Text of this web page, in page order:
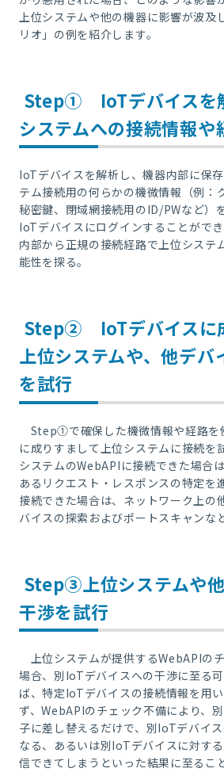
上位システムや他の機器に影響が波及
リオ」の例を紹介します。
Step① IoTデバイスを
システムへの接続情報や
IoTデバイスを解析し、機器内部に保
テム接続用の何らかの機微情報（例：
秘密鍵、閉域網接続用の ID/PWなど）
IoTデバイスにログインすることができ
内部から正規の接続経路で上位システ
能性を探る。
Step② IoTデバイスに
上位システムや、他デバ
を試行
Step①で確保した機微情報や経路を
に成りすまして上位システムに接続を
システムのWebAPI に接続できた場合
あるリクエスト・レスポンスの特定を
接続できた場合は、ネットワーク上の
バイスの探索およびポートスキャンな
Step③上位システムや
干渉を試行
上位システムが提供するWebAPIの
場合、別 IoTデバイスへの干渉に至る
ば、特定IoTデバイスの接続情報を用
ず、WebAPIのチェック不備により、別
子に差し替える だけで、別IoTデバイ
なる、あるいは別IoTデバイスに対す
信できてしまうといった結果に至るこ